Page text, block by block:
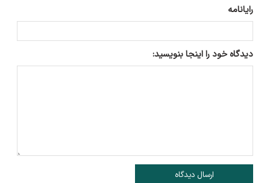
رایانامه
دیدگاه خود را اینجا بنویسید:
ارسال دیدگاه